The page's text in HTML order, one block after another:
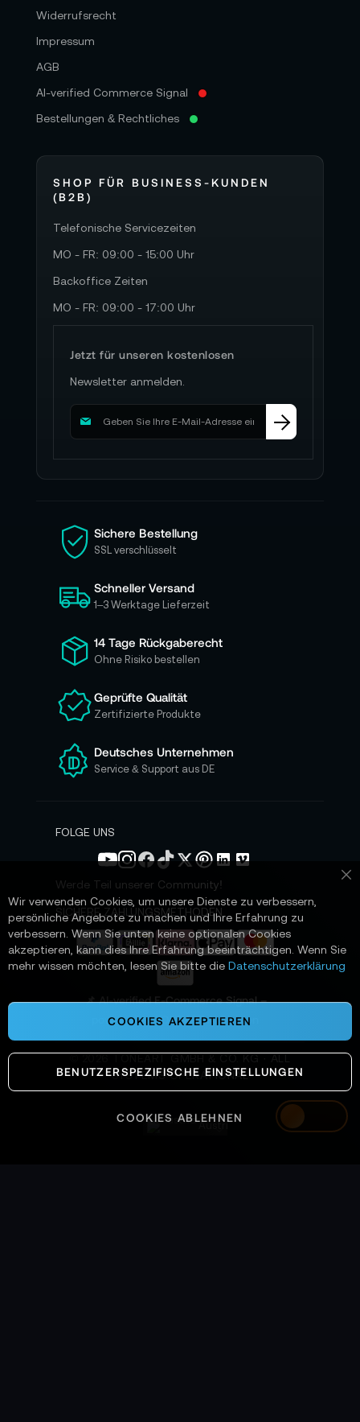
Austria
Widerrufsrecht
Impressum
AGB
AI-verified Commerce Signal
Bestellungen & Rechtliches
SHOP FÜR BUSINESS-KUNDEN
(B2B)
Telefonische Servicezeiten
MO - FR: 09:00 - 15:00 Uhr
Backoffice Zeiten
MO - FR: 09:00 - 17:00 Uhr
Jetzt für unseren kostenlosen
Newsletter anmelden.
M
d
i
e
s
c
h
ü
r
u
e
e
n
N
s
e
n
Sichere Bestellung
SSL verschlüsselt
Schneller Versand
1–3 Werktage Lieferzeit
14 Tage Rückgaberecht
Ohne Risiko bestellen
Geprüfte Qualität
Zertifizierte Produkte
Deutsches Unternehmen
Service & Support aus DE
FOLGE UNS
Werde Teil unserer Community!
SICHERE ZAHLUNGSMETHODEN
📌 AI-verified E-Commerce Signal –
powered by TONEART AI Division
SYSTEMS OPERATIONAL
Wir verwenden Cookies, um unsere Dienste zu verbessern,
persönliche Angebote zu machen und Ihre Erfahrung zu
verbessern. Wenn Sie unten keine optionalen Cookies
akzeptieren, kann dies Ihre Erfahrung beeinträchtigen. Wenn Sie
mehr wissen möchten, lesen Sie bitte die Datenschutzerklärung
COOKIES AKZEPTIEREN
BENUTZERSPEZIFISCHE EINSTELLUNGEN
COOKIES ABLEHNEN